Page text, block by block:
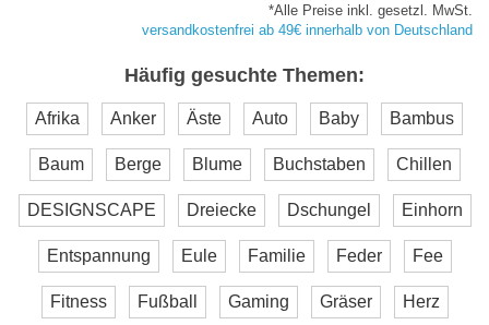
*Alle Preise inkl. gesetzl. MwSt.
versandkostenfrei ab 49€ innerhalb von Deutschland
Häufig gesuchte Themen:
Afrika Anker Äste Auto Baby Bambus
Baum Berge Blume Buchstaben Chillen
DESIGNSCAPE Dreiecke Dschungel Einhorn
Entspannung Eule Familie Feder Fee
Fitness Fußball Gaming Gräser Herz